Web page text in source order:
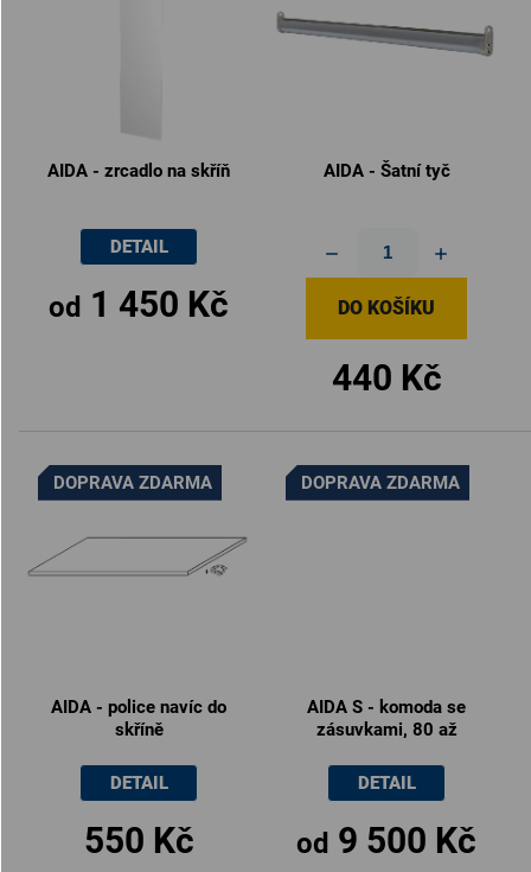
AIDA - zrcadlo na skříň
od 1 450 Kč
DETAIL
AIDA - Šatní tyč
440 Kč
DO KOŠÍKU
DOPRAVA ZDARMA
AIDA - police navíc do
skříně
550 Kč
DETAIL
DOPRAVA ZDARMA
AIDA S - komoda se
zásuvkami, 80 až
od 9 500 Kč
DETAIL